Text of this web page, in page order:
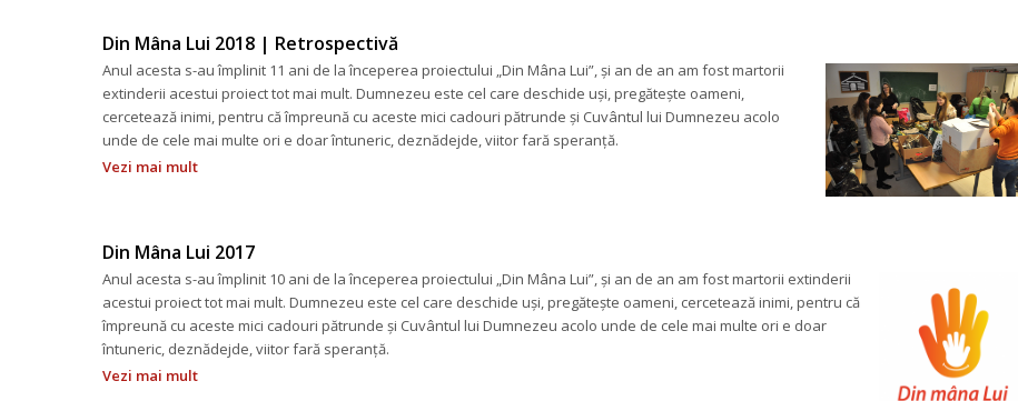
Din Mâna Lui 2018 | Retrospectivă
Anul acesta s-au împlinit 11 ani de la începerea proiectului „Din Mâna Lui”, și an de an am fost martorii
extinderii acestui proiect tot mai mult. Dumnezeu este cel care deschide uși, pregătește oameni,
cercetează inimi, pentru că împreună cu aceste mici cadouri pătrunde și Cuvântul lui Dumnezeu acolo
unde de cele mai multe ori e doar întuneric, deznădejde, viitor fară speranță.
Vezi mai mult
Din Mâna Lui 2017
Anul acesta s-au împlinit 10 ani de la începerea proiectului „Din Mâna Lui”, și an de an am fost martorii extinderii
acestui proiect tot mai mult. Dumnezeu este cel care deschide uși, pregătește oameni, cercetează inimi, pentru că
împreună cu aceste mici cadouri pătrunde și Cuvântul lui Dumnezeu acolo unde de cele mai multe ori e doar
întuneric, deznădejde, viitor fară speranță.
Vezi mai mult